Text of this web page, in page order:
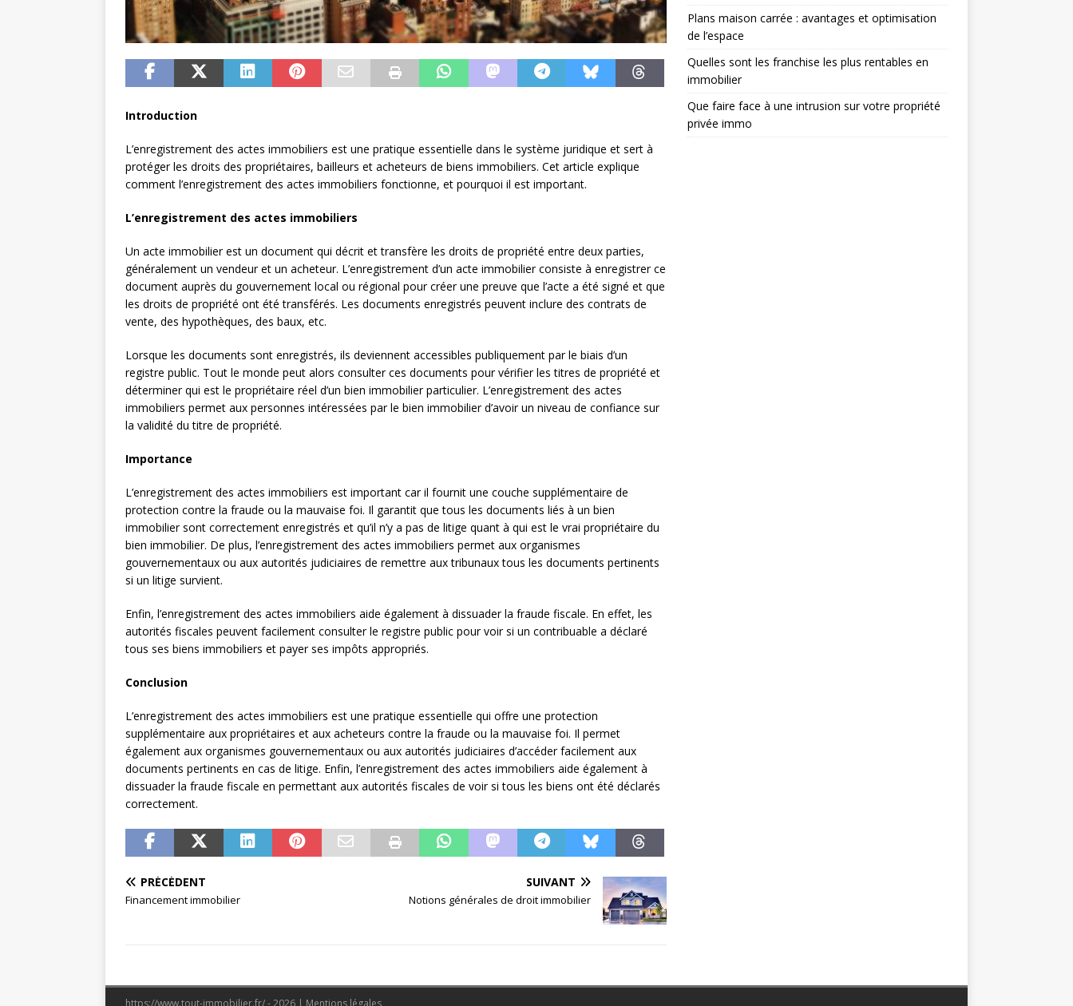
Introduction
L’enregistrement des actes immobiliers est une pratique essentielle dans le système juridique et sert à
protéger les droits des propriétaires, bailleurs et acheteurs de biens immobiliers. Cet article explique
comment l’enregistrement des actes immobiliers fonctionne, et pourquoi il est important.
L’enregistrement des actes immobiliers
Un acte immobilier est un document qui décrit et transfère les droits de propriété entre deux parties,
généralement un vendeur et un acheteur. L’enregistrement d’un acte immobilier consiste à enregistrer ce
document auprès du gouvernement local ou régional pour créer une preuve que l’acte a été signé et que
les droits de propriété ont été transférés. Les documents enregistrés peuvent inclure des contrats de
vente, des hypothèques, des baux, etc.
Lorsque les documents sont enregistrés, ils deviennent accessibles publiquement par le biais d’un
registre public. Tout le monde peut alors consulter ces documents pour vérifier les titres de propriété et
déterminer qui est le propriétaire réel d’un bien immobilier particulier. L’enregistrement des actes
immobiliers permet aux personnes intéressées par le bien immobilier d’avoir un niveau de confiance sur
la validité du titre de propriété.
Importance
L’enregistrement des actes immobiliers est important car il fournit une couche supplémentaire de
protection contre la fraude ou la mauvaise foi. Il garantit que tous les documents liés à un bien
immobilier sont correctement enregistrés et qu’il n’y a pas de litige quant à qui est le vrai propriétaire du
bien immobilier. De plus, l’enregistrement des actes immobiliers permet aux organismes
gouvernementaux ou aux autorités judiciaires de remettre aux tribunaux tous les documents pertinents
si un litige survient.
Enfin, l’enregistrement des actes immobiliers aide également à dissuader la fraude fiscale. En effet, les
autorités fiscales peuvent facilement consulter le registre public pour voir si un contribuable a déclaré
tous ses biens immobiliers et payer ses impôts appropriés.
Conclusion
L’enregistrement des actes immobiliers est une pratique essentielle qui offre une protection
supplémentaire aux propriétaires et aux acheteurs contre la fraude ou la mauvaise foi. Il permet
également aux organismes gouvernementaux ou aux autorités judiciaires d’accéder facilement aux
documents pertinents en cas de litige. Enfin, l’enregistrement des actes immobiliers aide également à
dissuader la fraude fiscale en permettant aux autorités fiscales de voir si tous les biens ont été déclarés
correctement.
PRÉCÉDENT
Financement immobilier
SUIVANT
Notions générales de droit immobilier
Plans maison carrée : avantages et optimisation
de l’espace
Quelles sont les franchise les plus rentables en
immobilier
Que faire face à une intrusion sur votre propriété
privée immo
https://www.tout-immobilier.fr/ - 2026 | Mentions légales